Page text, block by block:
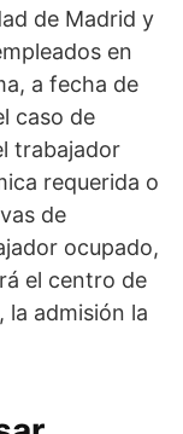
de Madrid y
en
a fecha de
caso de
trabajador
requerida o
de
ocupado,
el centro de
la admisión la